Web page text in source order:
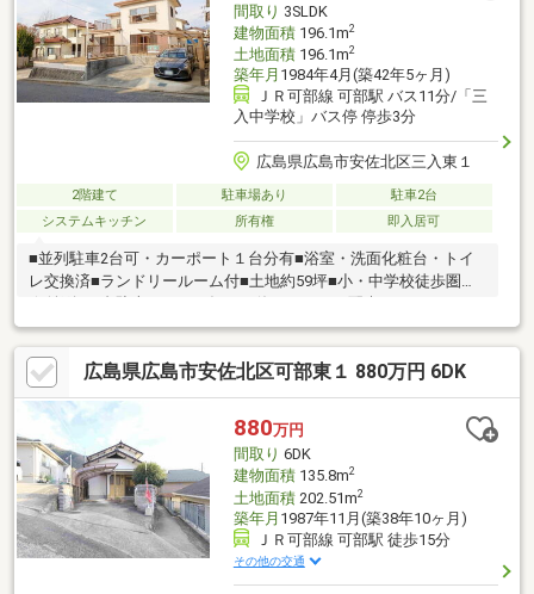
間取り 3SLDK
建物面積196.1m2
土地面積196.1m2
築年月 1984年4月(築42年5ヶ月)
ＪＲ可部線 可部駅 バス11分/「三
入中学校」バス停 停歩3分
広島県広島市安佐北区三入東１
2階建て 駐車場あり
駐車2台
システムキッチン
所有権 即入居可
■並列駐車2台可・カーポート１台分有■浴室・洗面化粧台・トイ
レ交換済■ランドリールーム付■土地約59坪■小・中学校徒歩圏内
ム戸建です。☆浴室・洗面化粧台・トイレを交換し、ランドリー
ルームも新設。洗う・干す・片付けるまでを進めやすく、天候を
気にせず洗濯できる点も魅力です。☆土地は約59坪あり、通学し
やすい小・中学校徒歩圏内。駐車のしやすさや家事動線を、ぜひ
現地でご体感ください。
広島県広島市安佐北区可部東１ 880万円 6DK
880万円
間取り 6DK
建物面積135.8m2
土地面積202.51m2
築年月 1987年11月(築38年10ヶ月)
ＪＲ可部線 可部駅 徒歩15分
その他の交通